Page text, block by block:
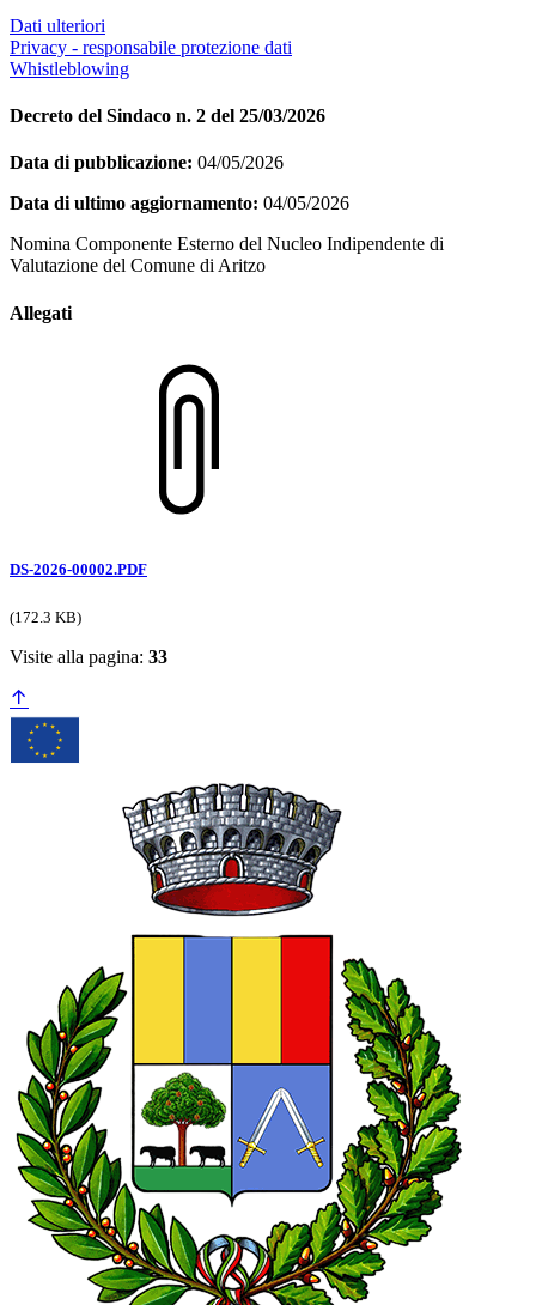
Dati ulteriori
Privacy - responsabile protezione dati
Whistleblowing
Decreto del Sindaco n. 2 del 25/03/2026
Data di pubblicazione: 04/05/2026
Data di ultimo aggiornamento: 04/05/2026
Nomina Componente Esterno del Nucleo Indipendente di
Valutazione del Comune di Aritzo
Allegati
DS-2026-00002.PDF
(172.3 KB)
Visite alla pagina: 33